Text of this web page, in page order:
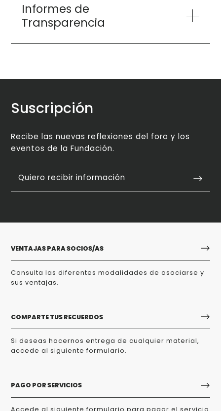
Informes de
Transparencia
Suscripción
Recibe las nuevas reflexiones del foro y los
eventos de la Fundación.
Quiero recibir información
VENTAJAS PARA SOCIOS/AS
Consulta las diferentes modalidades de asociarse y
sus ventajas.
COMPARTE TUS RECUERDOS
Si deseas hacernos entrega de cualquier material,
accede al siguiente formulario.
PAGO POR SERVICIOS
Accede al siguiente formulario para pagar el servicio